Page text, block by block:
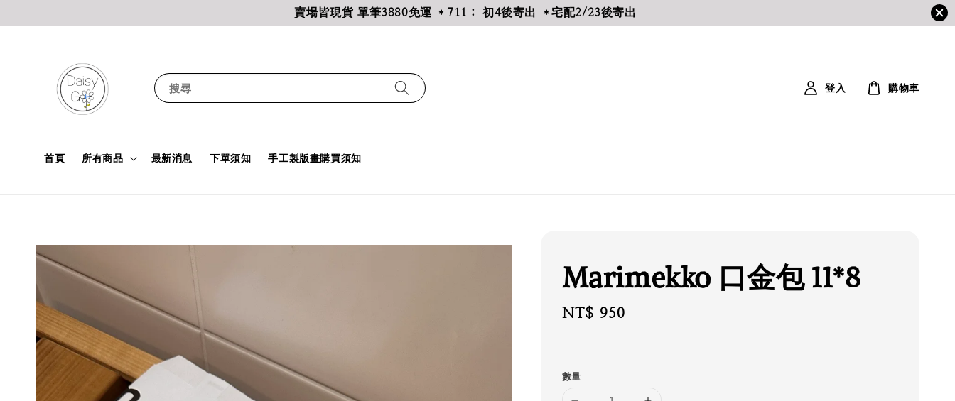
賣場皆現貨 單筆3880免運 ＊711： 初4後寄出 ＊宅配2/23後寄出
搜尋
首頁 所有商品 最新消息 下單須知 手工製版畫購買須知
登入 購物車
Marimekko 口金包 11*8
Regular
NT$ 950
數量